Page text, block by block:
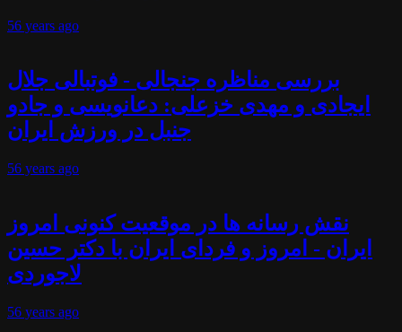
56 years ago
بررسی مناظره جنجالی - فوتبالی جلال
ایجادی و مهدی خزعلی: دعانویسی و جادو
جنبل در ورزش ایران
56 years ago
نقش رسانه ها در موقعیت کنونی امروز
ایران - امروز و فردای ایران با دکتر حسین
لاجوردی
56 years ago